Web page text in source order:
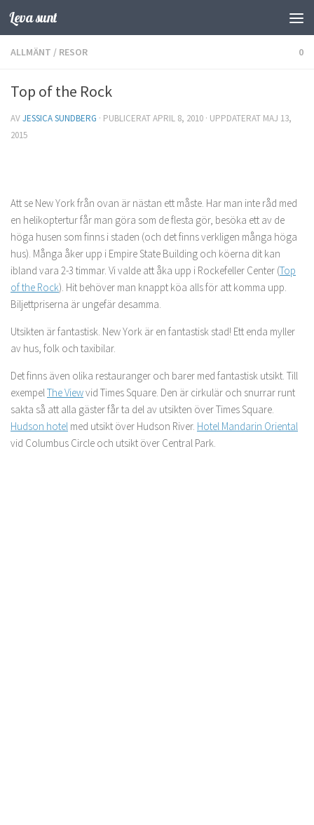
Hoppa till innehåll
Leva sunt
ALLMÄNT / RESOR 0
Top of the Rock
AVJESSICA SUNDBERG · PUBLICERATAPRIL 8, 2010 · UPPDATERAT MAJ 13,
2015
Att se New York från ovan är nästan ett måste. Har man inte råd med
en helikoptertur får man göra som de flesta gör, besöka ett av de
höga husen som finns i staden (och det finns verkligen många höga
hus). Många åker upp i Empire State Building och köerna dit kan
ibland vara 2-3 timmar. Vi valde att åka upp i Rockefeller Center (Top
of the Rock). Hit behöver man knappt köa alls för att komma upp.
Biljettpriserna är ungefär desamma.
Utsikten är fantastisk. New York är en fantastisk stad! Ett enda myller
av hus, folk och taxibilar.
Det finns även olika restauranger och barer med fantastisk utsikt. Till
exempelThe Viewvid Times Square. Den är cirkulär och snurrar runt
sakta så att alla gäster får ta del av utsikten över Times Square.
Hudson hotel med utsikt över Hudson River. Hotel Mandarin Oriental
vid Columbus Circle och utsikt över Central Park.